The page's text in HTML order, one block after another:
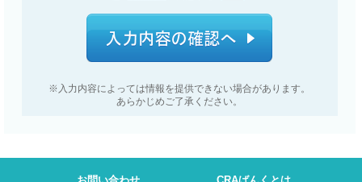
※入力内容によっては情報を提供できない場合があります。
あらかじめご了承ください。